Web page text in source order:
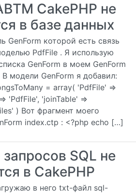
CakePHP не
в базе данных
GenForm которой есть связь
PdfFile . Я использую
GenForm в моем GenForm
В модели GenForm я добавил:
= array( 'PdfFile' =>
'PdfFile', 'joinTable' =>
) Вот фрагмент моего
index.ctp : <?php echo […]
SQL не
в CakePHP
в него txt-файл sql-